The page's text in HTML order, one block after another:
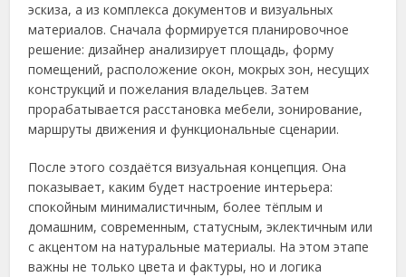
эскиза, а из комплекса документов и визуальных
материалов. Сначала формируется планировочное
решение: дизайнер анализирует площадь, форму
помещений, расположение окон, мокрых зон, несущих
конструкций и пожелания владельцев. Затем
прорабатывается расстановка мебели, зонирование,
маршруты движения и функциональные сценарии.
После этого создаётся визуальная концепция. Она
показывает, каким будет настроение интерьера:
спокойным минималистичным, более тёплым и
домашним, современным, статусным, эклектичным или
с акцентом на натуральные материалы. На этом этапе
важны не только цвета и фактуры, но и логика